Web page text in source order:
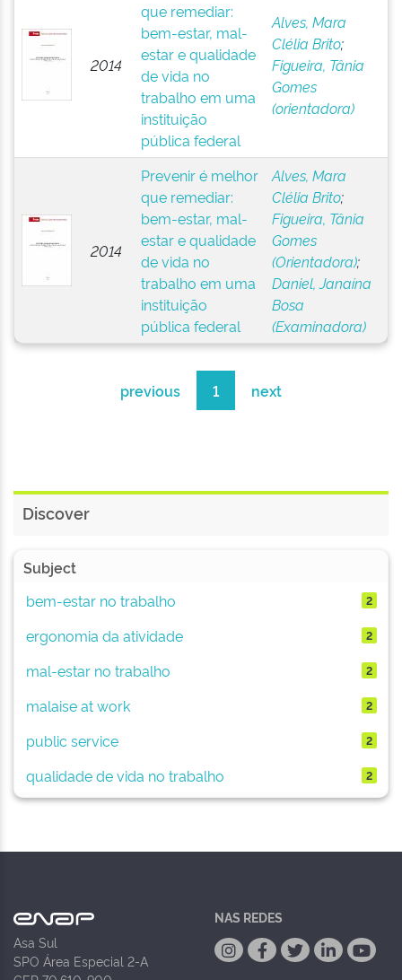
2014
que remediar:
bem-estar, mal-
estar e qualidade
de vida no
trabalho em uma
instituição
pública federal
Alves, Mara
Clélia Brito;
Figueira, Tânia
Gomes
(orientadora)
2014
Prevenir é melhor
que remediar:
bem-estar, mal-
estar e qualidade
de vida no
trabalho em uma
instituição
pública federal
Alves, Mara
Clélia Brito;
Figueira, Tânia
Gomes
(Orientadora);
Daniel, Janaína
Bosa
(Examinadora)
previous 1 next
Discover
Subject
bem-estar no trabalho
2
ergonomia da atividade 2
mal-estar no trabalho 2
malaise at work 2
public service 2
qualidade de vida no trabalho 2
Asa Sul
SPO Área Especial 2-A
NAS REDES